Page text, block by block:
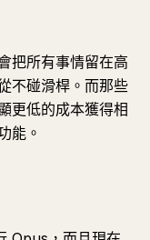
把所有事情留在高
不碰滑桿。而那些
更低的成本獲得相
能。